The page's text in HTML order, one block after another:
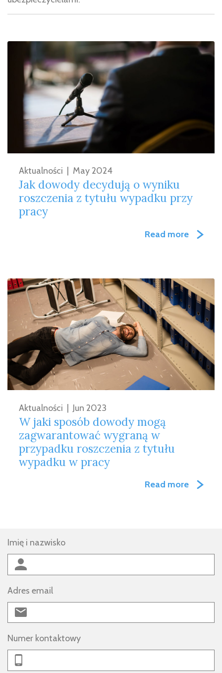
Aktualności May 2024
Jak dowody decydują o wyniku
roszczenia z tytułu wypadku przy
pracy
Read more
Aktualności Jun 2023
W jaki sposób dowody mogą
zagwarantować wygraną w
przypadku roszczenia z tytułu
wypadku w pracy
Read more
Imię i nazwisko
Adres email
Numer kontaktowy